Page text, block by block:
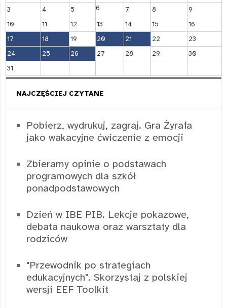
3
4 5 6 7 8
9
10
11 12 13 14 15
16
17
18 19 20 21 22
23
24
25 26 27 28 29
30
31
NAJCZĘŚCIEJ CZYTANE
Pobierz, wydrukuj, zagraj. Gra Żyrafa
jako wakacyjne ćwiczenie z emocji
Zbieramy opinie o podstawach
programowych dla szkół
ponadpodstawowych
Dzień w IBE PIB. Lekcje pokazowe,
debata naukowa oraz warsztaty dla
rodziców
"Przewodnik po strategiach
edukacyjnych". Skorzystaj z polskiej
wersji EEF Toolkit